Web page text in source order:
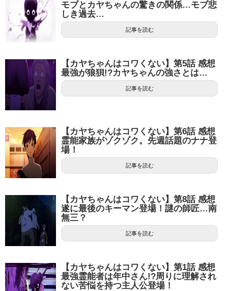
モブとカヤちゃんの驚きの関係…モブ悲
しき過去…
記事を読む
【カヤちゃんはコワくない】第5話 感想
最強が狼狽!?カヤちゃんの強さとは…
記事を読む
【カヤちゃんはコワくない】第6話 感想
霊能家族がゾクゾク。先週話題のナナ登
場！
記事を読む
【カヤちゃんはコワくない】第8話 感想
遂に最後のキーマン登場！謎の師匠…南
無三？
記事を読む
【カヤちゃんはコワくない】第1話 感想
最強霊能者は年中さん!?周りに理解され
ない苦悩を持つ主人公登場！